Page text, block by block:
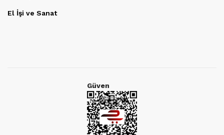
El İşi ve Sanat
Güven